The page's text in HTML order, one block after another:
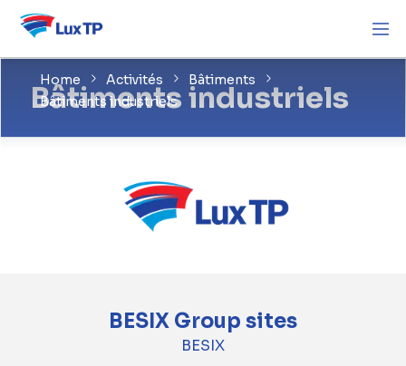
Home Activités
Bâtiments
Bâtiments industriels
Bâtiments industriels
BESIX Group sites
BESIX